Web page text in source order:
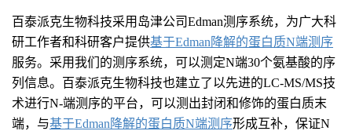
百泰派克生物科技采用岛津公司Edman测序系统，为广大科
研工作者和科研客户提供基于Edman降解的蛋白质N端测序
服务。采用我们的测序系统，可以测定N端30个氨基酸的序
列信息。百泰派克生物科技也建立了以先进的LC-MS/MS技
术进行N-端测序的平台，可以测出封闭和修饰的蛋白质末
端，与基于Edman降解的蛋白质N端测序形成互补，保证N